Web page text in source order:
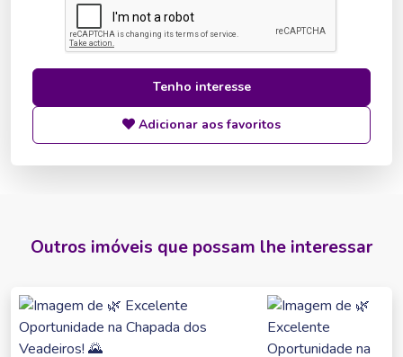
Tenho interesse
Adicionar aos favoritos
Outros imóveis que possam lhe interessar